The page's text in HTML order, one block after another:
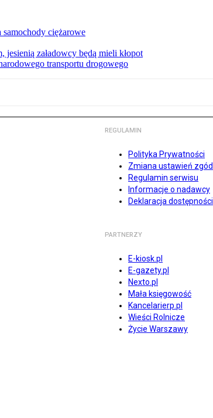
ciężarowe
załadowcy będą mieli kłopot
transportu drogowego
REGULAMIN
Polityka Prywatności
Zmiana ustawień zgód
Regulamin serwisu
Informacje o nadawcy
Deklaracja dostępności
PARTNERZY
E-kiosk.pl
E-gazety.pl
Nexto.pl
Mała księgowość
Kancelarierp.pl
Wieści Rolnicze
Życie Warszawy